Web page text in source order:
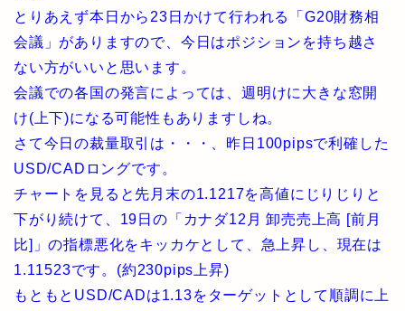
とりあえず本日から23日かけて行われる「G20財務相
会議」がありますので、今日はポジションを持ち越さ
ない方がいいと思います。
会議での各国の発言によっては、週明けに大きな窓開
け(上下)になる可能性もありますしね。
さて今日の裁量取引は・・・、昨日100pipsで利確した
USD/CADロングです。
チャートを見ると先月末の1.1217を高値にじりじりと
下がり続けて、19日の「カナダ12月 卸売売上高 [前月
比]」の指標悪化をキッカケとして、急上昇し、現在は
1.11523です。(約230pips上昇)
もともとUSD/CADは1.13をターゲットとして順調に上